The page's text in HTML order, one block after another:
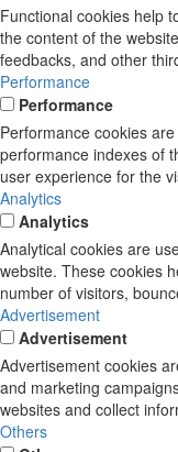
Functional cookies help
the content of the
feedbacks, and other
Performance
Performance
Performance cookies
performance indexes of
user experience for the
Analytics
Analytics
Analytical cookies are
website. These cookies
number of visitors,
Advertisement
Advertisement
Advertisement cookies
and marketing
websites and collect
Others